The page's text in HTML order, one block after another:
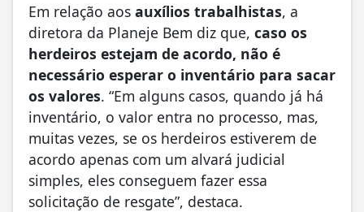
Em relação aos auxílios trabalhistas, a
diretora da Planeje Bem diz que, caso os
herdeiros estejam de acordo, não é
necessário esperar o inventário para sacar
os valores. “Em alguns casos, quando já há
inventário, o valor entra no processo, mas,
muitas vezes, se os herdeiros estiverem de
acordo apenas com um alvará judicial
simples, eles conseguem fazer essa
solicitação de resgate”, destaca.